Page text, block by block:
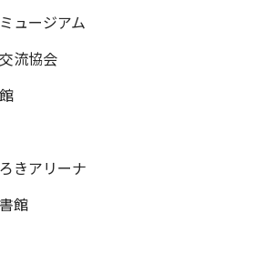
ュージアム
流協会
きアリーナ
館